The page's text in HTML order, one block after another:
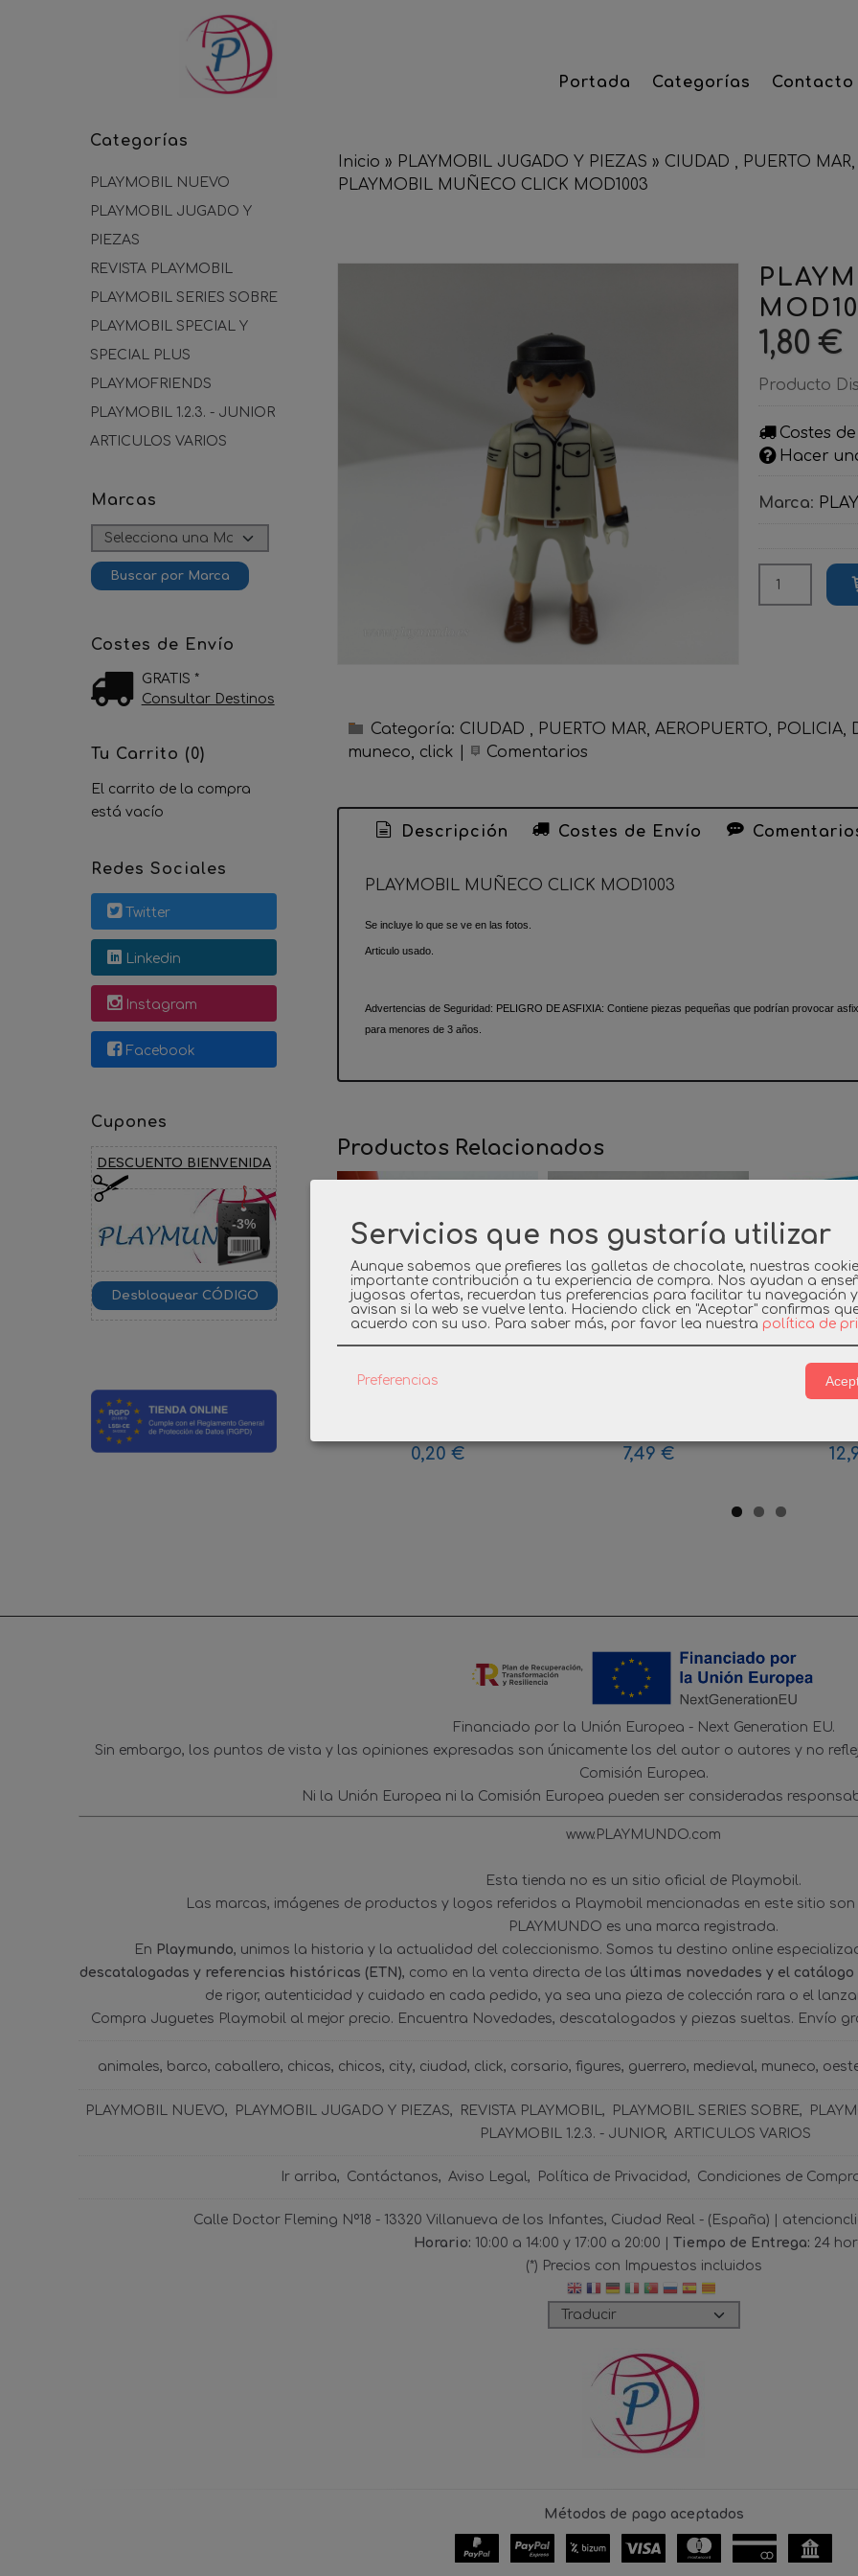
Portada Categorías Contacto
Categorías
PLAYMOBIL NUEVO
PLAYMOBIL JUGADO Y
PIEZAS
REVISTA PLAYMOBIL
PLAYMOBIL SERIES SOBRE
PLAYMOBIL SPECIAL Y
SPECIAL PLUS
PLAYMOFRIENDS
PLAYMOBIL 1.2.3. - JUNIOR
ARTICULOS VARIOS
Marcas
Costes de Envío
GRATIS *
Consultar Destinos
Tu Carrito (0)
El carrito de la compra
está vacío
Redes Sociales
Twitter
Linkedin
Instagram
Facebook
Cupones
DESCUENTO BIENVENIDA
-3%
Inicio » PLAYMOBIL JUGADO Y PIEZAS » CIUDAD , PUERTO
PLAYMOBIL MUÑECO CLICK MOD1003
1,80 €
Producto
Costes
Hacer
Marca:
Categoría: CIUDAD , PUERTO MAR, AEROPUERTO, POLICIA,
muneco
click Comentarios
Descripción Costes de Envío
PLAYMOBIL MUÑECO CLICK MOD1003
Se incluye lo que se ve en las fotos.
Articulo usado.
Advertencias de Seguridad: PELIGRO DE ASFIXIA: Contiene piezas pequeñas que podrían provocar
para menores de 3 años.
Productos Relacionados
0,20 € 7,49 €
Financiado por la Unión Europea - Next Generation EU.
Sin embargo, los puntos de vista y las opiniones expresadas son únicamente los del autor o autores y no
Comisión Europea.
Ni la Unión Europea ni la Comisión Europea pueden ser consideradas
www.PLAYMUNDO.com
Esta tienda no es un sitio oficial de Playmobil.
Las marcas, imágenes de productos y logos referidos a Playmobil mencionadas en este sitio
PLAYMUNDO es una marca registrada.
En Playmundo, unimos la historia y la actualidad del coleccionismo. Somos tu destino online
descatalogadas y referencias históricas (ETN), como en la venta directa de las últimas novedades y el
de rigor, autenticidad y cuidado en cada pedido, ya sea una pieza de colección rara o el
Compra Juguetes Playmobil al mejor precio. Encuentra Novedades, descatalogados y piezas sueltas. Envío
animales barco caballero chicas chicos city ciudad click corsario figures guerrero medieval muneco
PLAYMOBIL NUEVO PLAYMOBIL JUGADO Y PIEZAS REVISTA PLAYMOBIL PLAYMOBIL SERIES SOBRE
PLAYMOBIL 1.2.3. - JUNIOR
ARTICULOS VARIOS
Ir arriba Contáctanos Aviso Legal Política de Privacidad Condiciones de
Calle Doctor Fleming Nº18 - 13320 Villanueva de los Infantes, Ciudad Real - (España) |
Horario: 10:00 a 14:00 y 17:00 a 20:00 | Tiempo de Entrega: 24
(*) Precios con Impuestos incluidos
Métodos de pago aceptados
Servicios que nos gustaría utilizar
Aunque sabemos que prefieres las galletas de chocolate, nuestras
importante contribución a tu experiencia de compra. Nos ayudan a
jugosas ofertas, recuerdan tus preferencias para facilitar tu navegación
avisan si la web se vuelve lenta. Haciendo click en "Aceptar" confirmas
acuerdo con su uso. Para saber más, por favor lea nuestra política de
Preferencias